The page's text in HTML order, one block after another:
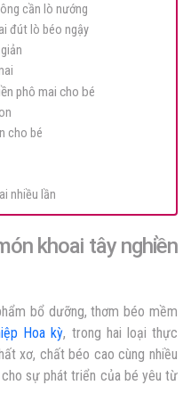
cần lò nướng
đút lò béo ngậy
phô mai cho bé
cho bé
nhiều lần
khoai tây nghiền
bổ dưỡng, thơm béo mềm
Hoa kỳ, trong hai loại thực
xơ, chất béo cao cùng nhiều
sự phát triển của bé yêu từ